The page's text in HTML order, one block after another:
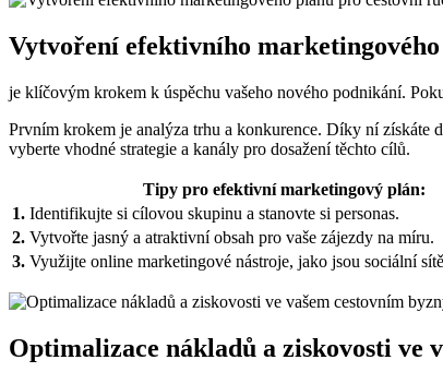
Vytvoření efektivního
je klíčovým krokem k úspěchu vašeho nového podnikání.
Prvním krokem je analýza trhu a konkurence. Díky ní získáte
vyberte vhodné strategie a kanály pro dosažení těchto cílů.
Tipy pro efektivní marketingový plán:
1. Identifikujte si cílovou skupinu a stanovte si personas.
2. Vytvořte jasný a atraktivní obsah pro vaše zájezdy na míru.
3. Využijte online marketingové nástroje, jako jsou sociální
Optimalizace nákladů a ziskovosti ve